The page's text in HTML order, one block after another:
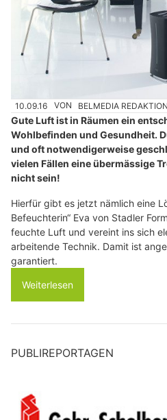
10.09.16 VON BELMEDIA REDAKTION
Gute Luft ist in Räumen ein
Wohlbefinden und Gesundheit.
und oft notwendigerweise
vielen Fällen eine übermässige
nicht sein!
Hierfür gibt es jetzt nämlich eine
Befeuchterin“ Eva von Stadler
feuchte Luft und vereint ins sich
arbeitende Technik. Damit ist
garantiert.
Weiterlesen
PUBLIREPORTAGEN